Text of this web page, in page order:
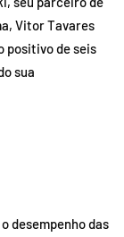
Vitor Tavares
positivo de seis
sua
desempenho das